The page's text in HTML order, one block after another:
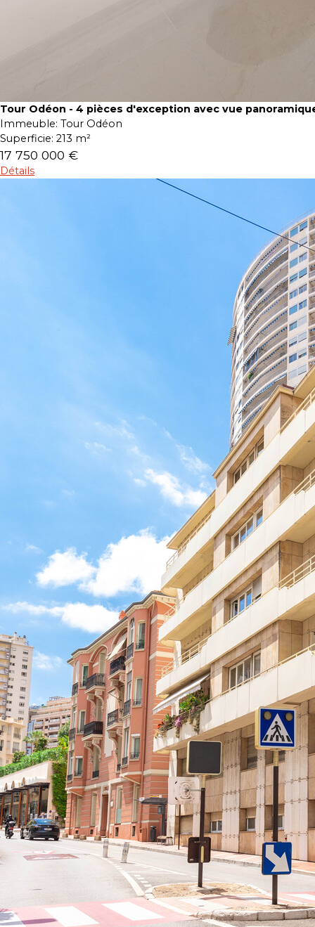
Tour Odéon - 4 pièces d'exception avec vue
Immeuble: Tour Odéon
Superficie: 213 m²
17 750 000 €
Détails